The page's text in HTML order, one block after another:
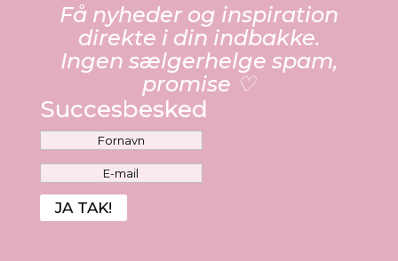
Få nyheder og inspiration
direkte i din indbakke.
Ingen sælgerhelge spam,
promise ♡
Succesbesked
JA TAK!